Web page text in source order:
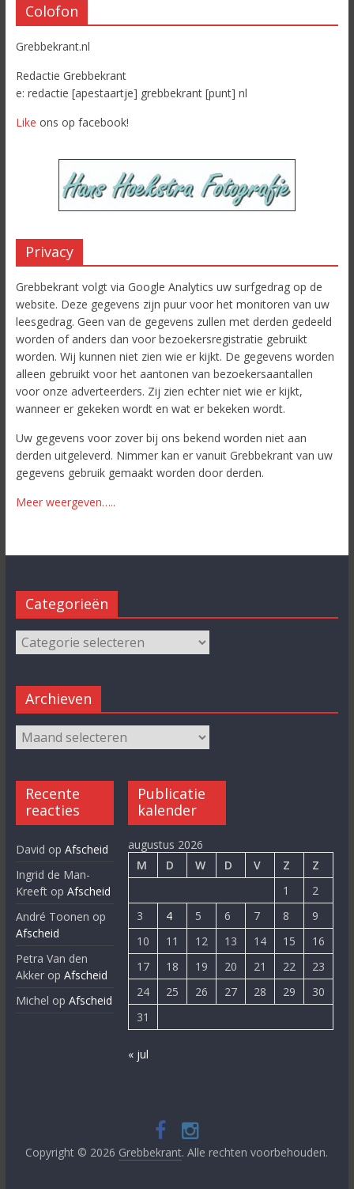
Colofon
Grebbekrant.nl
Redactie Grebbekrant
e: redactie [apestaartje] grebbekrant [punt] nl
Like ons op facebook!
Privacy
Grebbekrant volgt via Google Analytics uw surfgedrag op de
website. Deze gegevens zijn puur voor het monitoren van uw
leesgedrag. Geen van de gegevens zullen met derden gedeeld
worden of anders dan voor bezoekersregistratie gebruikt
worden. Wij kunnen niet zien wie er kijkt. De gegevens worden
alleen gebruikt voor het aantonen van bezoekersaantallen
voor onze adverteerders. Zij zien echter niet wie er kijkt,
wanneer er gekeken wordt en wat er bekeken wordt.
Uw gegevens voor zover bij ons bekend worden niet aan
derden uitgeleverd. Nimmer kan er vanuit Grebbekrant van uw
gegevens gebruik gemaakt worden door derden.
Meer weergeven…..
Categorieën
Archieven
Recente
reacties
David op Afscheid
Ingrid de Man-
Kreeftop Afscheid
André Toonen op
Afscheid
Petra Van den
Akkerop Afscheid
Michel op Afscheid
Publicatie
kalender
augustus 2026
M
D W D V Z
Z
1
2
3
4 5 6 7 8
9
10
11 12 13 14 15
16
17
18 19 20 21 22
23
24
25 26 27 28 29
30
31
« jul
Copyright © 2026 Grebbekrant. Alle rechten voorbehouden.